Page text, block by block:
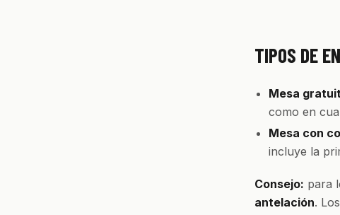
TIPOS DE
Mesa
como en
Mesa con
incluye la
Consejo: para
antelación.